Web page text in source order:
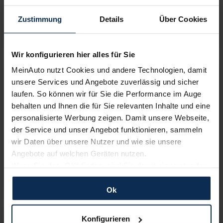
Zustimmung Details Über Cookies
Wir konfigurieren hier alles für Sie
MeinAuto nutzt Cookies und andere Technologien, damit
unsere Services und Angebote zuverlässig und sicher
laufen. So können wir für Sie die Performance im Auge
behalten und Ihnen die für Sie relevanten Inhalte und eine
personalisierte Werbung zeigen. Damit unsere Webseite,
der Service und unser Angebot funktionieren, sammeln
wir Daten über unsere Nutzer und wie sie unsere
Angebote auf welchen Geräten nutzen.
und erlauben uns Cookies für unseren Service zu
verwenden und diese Daten an Dritte weiterzugeben,
etwa an unsere Marketingpartner. Falls Sie dem nicht
Ok
Konfigurieren
171,43€
Effektivzins
Opel Corsa Electric
Barkauf
Ihr Minimalrabatt heute
Ihr Maximalrabatt heute
25,75%
Vario-Finanzierung
261,84 €
Modellseite & Konfigurator
Opel Mokka Electric